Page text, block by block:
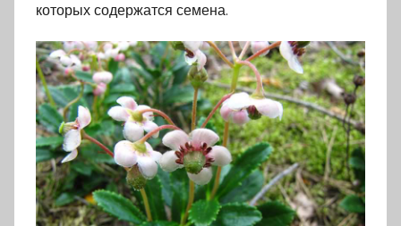
которых содержатся семена.